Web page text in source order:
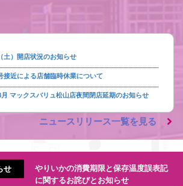
土）開店状況のお知らせ
接近による店舗臨時休業について
マックスバリュ松山店夜間閉店延期のお知らせ
出店】「Feedy Diner & Arcade」がイオン南風原
24日（金）オープン決定！メダル1万円で1万枚貸
ッグエクスプレス佐敷店】 メンテナンスに伴う営
更のお知らせ
ニュースリリース一覧を見る
せ
やりいかの消費期限と保存温度誤表記
に関するお詫びとお知らせ